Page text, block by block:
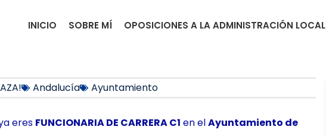
INICIO SOBRE MÍ OPOSICIONES A LA ADMINISTRACIÓN LOCAL
Andalucía Ayuntamiento
eres FUNCIONARIA DE CARRERA C1 en elAyuntamiento de